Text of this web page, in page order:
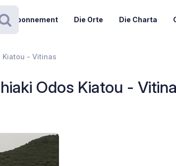
Suchen
Abonnement Die Orte Die Charta
Kiatou - Vitinas
Odos Kiatou -